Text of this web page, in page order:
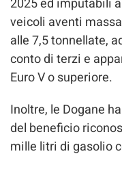
2025 ed imputabili
veicoli aventi
alle 7,5 tonnellate,
conto di terzi e
Euro V o superiore.
Inoltre, le Dogane
del beneficio
mille litri di gasolio